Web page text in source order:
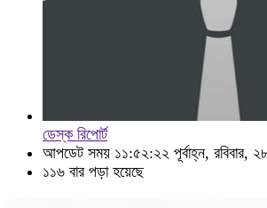
ডেস্ক রিপোর্ট
আপডেট সময় ১১:৫২:২২ পূর্বাহ্ন, রবিবার,
১১৬ বার পড়া হয়েছে